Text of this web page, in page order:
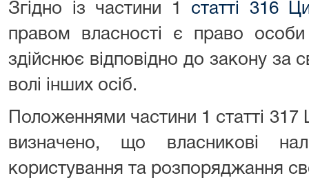
Згідно із частини 1 статті 316
правом власності є право
здійснює відповідно до закону за
волі інших осіб.
Положеннями частини 1 статті 317
визначено, що власникові
користування та розпоряджання